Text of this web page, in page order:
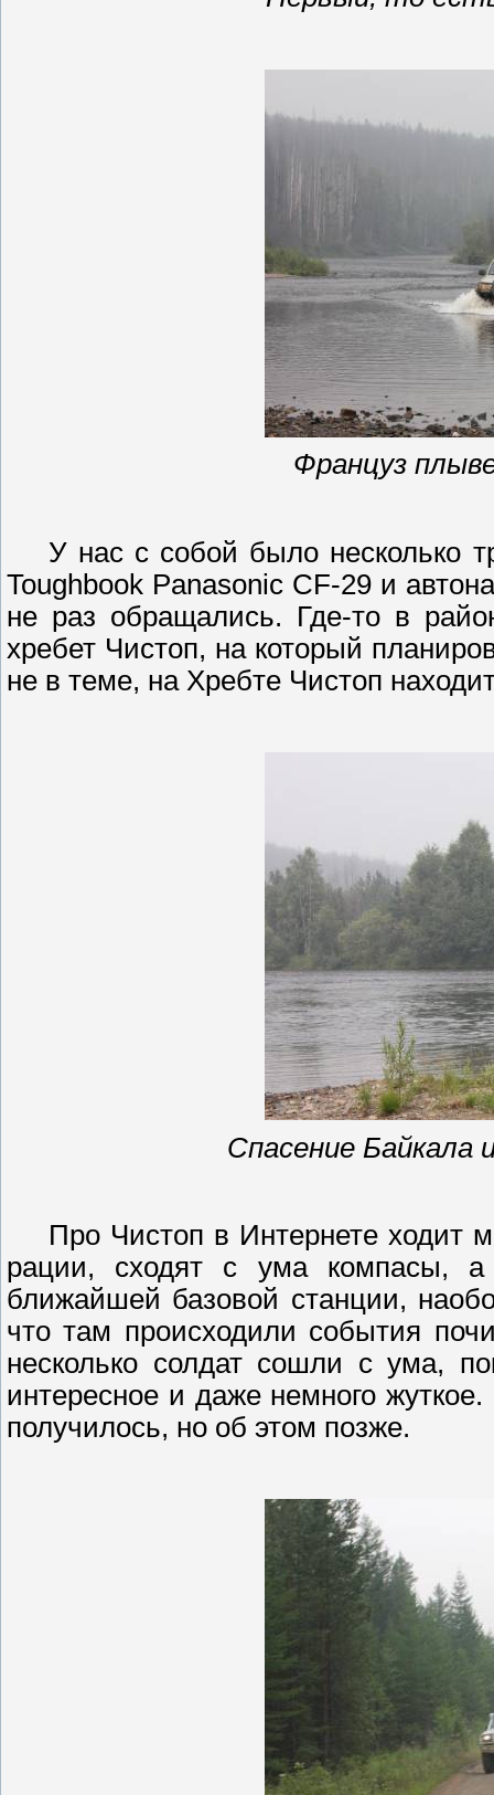
Француз
У нас с собой было несколько
Toughbook Panasonic CF-29 и
не раз обращались. Где-то в
хребет Чистоп, на который
не в теме, на Хребте Чистоп
Спасение Байкала
Про Чистоп в Интернете ходит
рации, сходят с ума компасы,
ближайшей базовой станции,
что там происходили события
несколько солдат сошли с ума,
интересное и даже немного жуткое.
получилось, но об этом позже.